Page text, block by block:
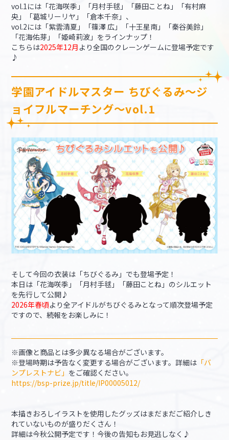
vol.1には「花海咲季」「月村手毬」「藤田ことね」「有村麻
央」「葛城リーリヤ」「倉本千奈」、
vol.2には「紫雲清夏」「篠澤 広」「十王星南」「秦谷美鈴」
「花海佑芽」「姫崎莉波」をラインナップ！
こちらは2025年12月 より全国のクレーンゲームに登場予定です
♪
学園アイドルマスター ちびぐるみ～ジ
ョイフルマーチング～vol.1
そして今回の衣装は「ちびぐるみ」でも登場予定！
本日は「花海咲季」「月村手毬」「藤田ことね」のシルエット
を先行して公開♪
2026年春頃より全アイドルがちびぐるみとなって順次登場予定
ですので、続報をお楽しみに！
※画像と商品とは多少異なる場合がございます。
※登場時期は予告なく変更する場合がございます。詳細は 「バ
ンプレストナビ」 をご確認ください。
https://bsp-prize.jp/title/IP00005012/
本描きおろしイラストを使用したグッズはまだまだご紹介しき
れていないものが盛りだくさん！
詳細は今秋公開予定です！今後の告知もお見逃しなく♪